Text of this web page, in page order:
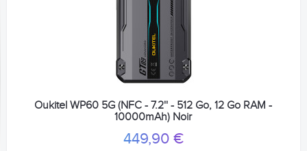
Oukitel WP60 5G (NFC - 7.2'' - 512 Go, 12 Go RAM -
10000mAh) Noir
449,90 €